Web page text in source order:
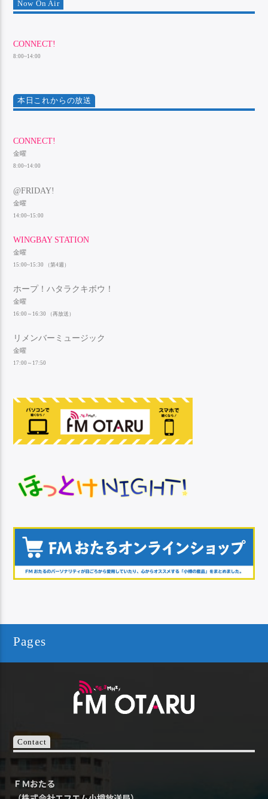
Now On Air
CONNECT!
8:00~14:00
本日これからの放送
CONNECT!
金曜
8:00~14:00
@FRIDAY!
金曜
14:00~15:00
WINGBAY STATION
金曜
15:00~15:30 （第4週）
ホープ！ハタラクキボウ！
金曜
16:00～16:30 （再放送）
リメンバーミュージック
金曜
17:00～17:50
Pages
Contact
ＦＭおたる